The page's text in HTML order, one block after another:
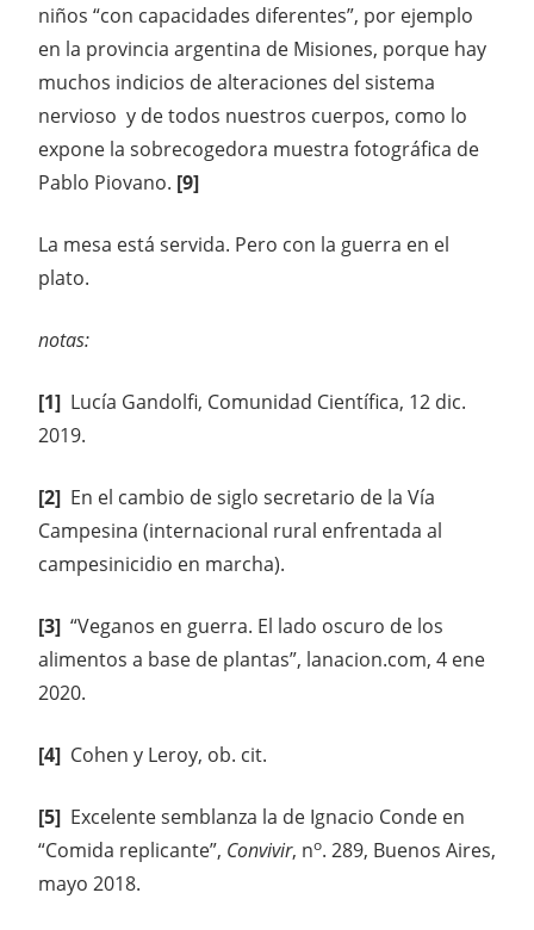
niños “con capacidades diferentes”, por ejemplo
en la provincia argentina de Misiones, porque hay
muchos indicios de alteraciones del sistema
nervioso y de todos nuestros cuerpos, como lo
expone la sobrecogedora muestra fotográfica de
Pablo Piovano. [9]
La mesa está servida. Pero con la guerra en el
plato.
notas:
[1] Lucía Gandolfi, Comunidad Científica, 12 dic.
2019.
[2] En el cambio de siglo secretario de la Vía
Campesina (internacional rural enfrentada al
campesinicidio en marcha).
[3] “Veganos en guerra. El lado oscuro de los
alimentos a base de plantas”, lanacion.com, 4 ene
2020.
[4] Cohen y Leroy, ob. cit.
[5] Excelente semblanza la de Ignacio Conde en
“Comida replicante”, Convivir, no. 289, Buenos Aires,
mayo 2018.